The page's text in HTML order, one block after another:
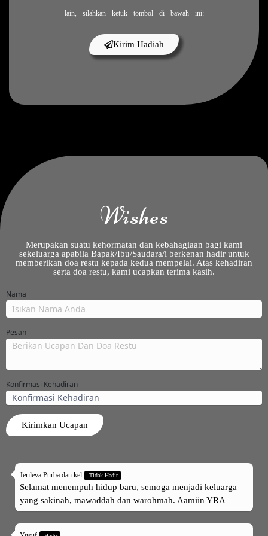
Buka Undangan
lain, silahkan ketuk tombol di bawah ini:
Kirim Hadiah
Wishes
Merupakan suatu kehormatan dan kebahagiaan bagi kami
sekeluarga apabila Bapak/Ibu/Saudara/i berkenan hadir untuk
memberikan doa restu kepada kedua mempelai. Atas kehadiran
serta doa restu, kami ucapkan terima kasih.
Nama
Pesan
Konfirmasi Kehadiran
Kirimkan Ucapan
Jerileva Purba dan kel Tidak Hadir
Selamat menempuh hidup baru, semoga menjadi keluarga
yang sakinah, mawaddah dan warohmah. Aamiin YRA